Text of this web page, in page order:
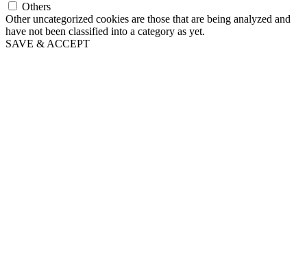
Others
Other uncategorized cookies are those that are being analyzed and
have not been classified into a category as yet.
SAVE & ACCEPT